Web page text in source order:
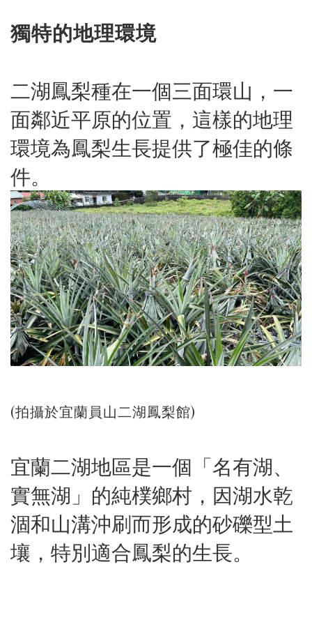
獨特的地理環境
二湖鳳梨種在一個三面環山，一
面鄰近平原的位置，這樣的地理
環境為鳳梨生長提供了極佳的條
件。
(拍攝於宜蘭員山二湖鳳梨館)
宜蘭二湖地區是一個「名有湖、
實無湖」的純樸鄉村，因湖水乾
涸和山溝沖刷而形成的砂礫型土
壤，特別適合鳳梨的生長。